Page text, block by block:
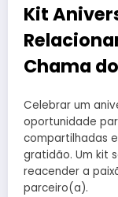
Kit
Chama
Celebrar um
oportunidade
compartilhadas
gratidão. Um kit
reacender a
parceiro(a).